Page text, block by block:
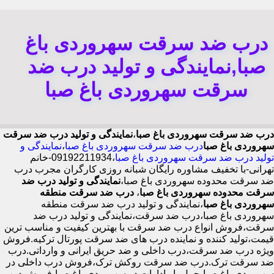
درب ضد سرقت سهروردی باغ
صبا,نمایندگی و تولید درب ضد
سرقت سهروردی باغ صبا
درب ضد سرقت سهروردی باغ صبا،نمایندگی و تولید درب ضد سرقت
سهروردی باغ صبادرب ضد سرقت سهروردی باغ صبا،نمایندگی و
تولید درب ضد سرقت سهروردی باغ صبا
،09192211934-خانم
تهرانی-با تخفیف مشاوره رایگان شبانه روزی کارگران مجرب درب
ضد سرقت محدوده سهروردی باغ صبا،نمایندگی و تولید درب ضد
سرقت محدوده سهروردی باغ صبا، درب ضد سرقت منطقه
سهروردی باغ صبا،نمایندگی و تولید درب ضد سرقت منطقه
سهروردی باغ صبا،درب ضد سرقت،نمایندگی و تولید درب ضد
سرقت،فروش انواع درب ضد سرقت با بهترین کیفیت و مناسب ترین
قیمت،تولید کننده و نماینده درب های ضد سرقت پورتال ترکیه.فروش
ویژه درب ضد سرقت،درب داخلی و ضد حریق ایرانی و وارداتی.درب
ضد سرقت ترک.درب ضد سرقت روکش ترک،فروش درب داخلی در